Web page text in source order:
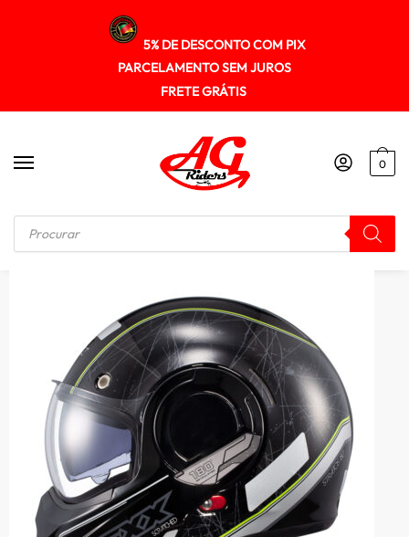
5% DE DESCONTO COM PIX
PARCELAMENTO SEM JUROS
FRETE GRÁTIS
0
Início / ESCAMOTEÁVEL Capacete Texx Stratos 180 Scratched Preto Artuculado 180º